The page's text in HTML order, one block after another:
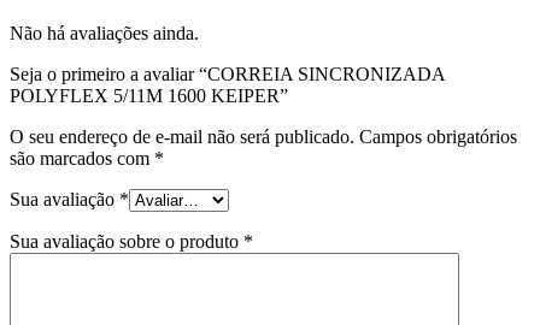
Não há avaliações ainda.
Seja o primeiro a avaliar “CORREIA SINCRONIZADA
POLYFLEX 5/11M 1600 KEIPER”
O seu endereço de e-mail não será publicado. Campos obrigatórios
são marcados com *
Sua avaliação *
Sua avaliação sobre o produto *